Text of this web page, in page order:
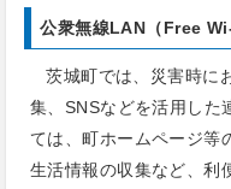
公衆無線LAN（Free Wi-
茨城町では、災害時に
集、SNSなどを活用した
ては、町ホームページ等
生活情報の収集など、利